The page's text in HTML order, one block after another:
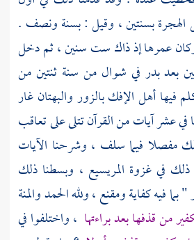
الهجرة بسنتين ، وقيل : بسنة ونصف .
عمرها إذ ذاك ست سنين ، ثم دخل
بعدبدر في شوال من سنة ثنتين من
فيها أهل الإفك بالزور والبهتان غار
في عشر آيات من القرآن تتلى على تعاقب
مفصلا فيما سلف ، وشرحنا الآيات
ذلك في غزوة المريسيع ، وبسطنا ذلك
فيه كفاية ومقنع ، ولله الحمد والمنة
من قذفها بعد براءتها ، واختلفوا في